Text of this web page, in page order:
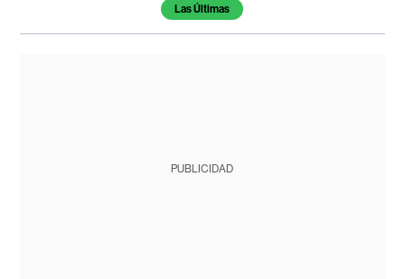
Las Últimas
PUBLICIDAD